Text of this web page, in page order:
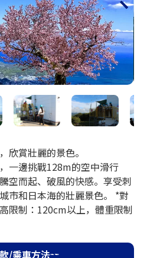
欣賞壯麗的景色。
一邊挑戰128m的空中滑行
空而起、破風的快感。享受刺
市和日本海的壯麗景色。 *對
限制：120cm以上，體重限制
/乘車方法